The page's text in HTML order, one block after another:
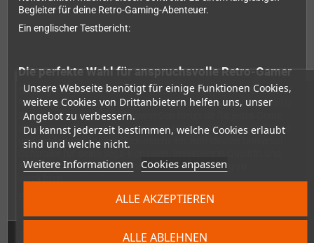
Unsere Webseite benötigt für einige Funktionen Cookies,
weitere Cookies von Drittanbietern helfen uns, unser
Angebot zu verbessern.
Du kannst jederzeit bestimmen, welche Cookies erlaubt
sind und welche nicht.
Weitere Informationen Cookies anpassen
ALLE ABLEHNEN
ALLE AKZEPTIEREN
Begleiter für deine Retro-Gaming-Abenteuer.
Ein englischer Testbericht:
Die perfekte Wahl für anspruchsvolle Retro-Gamer
Ob du gerade Sonic durch die Green Hill Zone jagst, in Streets of
Rage 2 für Ordnung sorgst oder die 3D-Welten von NiGHTS into
Dreams erkundest – der BrawlerGen bietet dir für jedes Genre
die optimale Kontrolle. Die Kombination aus klassischem D-Pad
und modernem Analog-Stick macht ihn zum idealen Universal-
Komfort, ohne auf das authentische Retro-Feeling zu
verzichten.
Ein weiterer englischer Testbericht: